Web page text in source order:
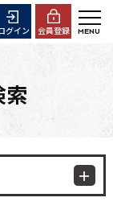
グイン 会員登録
索